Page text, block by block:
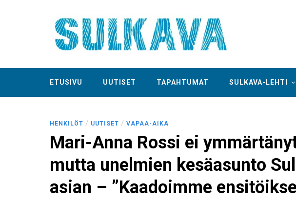
ETUSIVU UUTISET TAPAHTUMAT SULKAVA-LEHTI
HENKILÖT / UUTISET / VAPAA-AIKA
Mari-Anna Rossi ei
mutta unelmien kesäasunto
asian – ”Kaadoimme